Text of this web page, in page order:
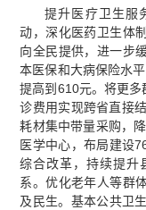
提升医疗卫生服
动，深化医药卫生体
向全民提供，进一步
本医保和大病保险水
提高到610元。将更多
诊费用实现跨省直接
耗材集中带量采购，
医学中心，布局建设
综合改革，持续提升
系。优化老年人等群
及民生。基本公共卫